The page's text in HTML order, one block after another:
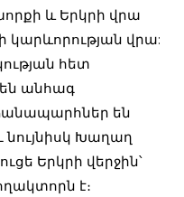
և Երկրի վրա
վրա:
հետ
են անհագ
են
նույնիսկ Խաղաղ
Երկրի վերջին՝
է։